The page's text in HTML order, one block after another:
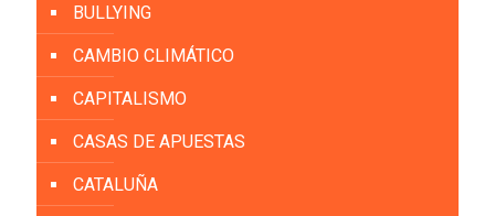
BULLYING
CAMBIO CLIMÁTICO
CAPITALISMO
CASAS DE APUESTAS
CATALUÑA